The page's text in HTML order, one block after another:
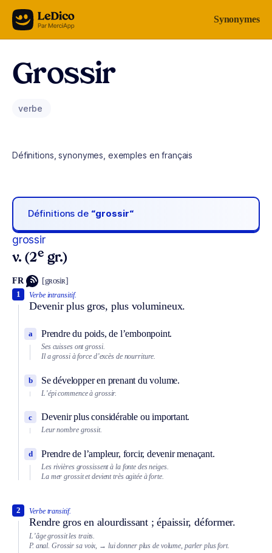
Aller au contenu Synonymes
Grossir
verbe
Définitions, synonymes, exemples en français
Définitions de “grossir“
grossir
v. (2e gr.)
FR [gʀosiʀ]
Verbe intransitif.
Devenir plus gros, plus volumineux.
1
Prendre du poids, de l’embonpoint.
a
Ses cuisses ont grossi.
Il a grossi à force d’excès de nourriture.
Se développer en prenant du volume.
b
L’épi commence à grossir.
Devenir plus considérable ou important.
c
Leur nombre grossit.
Prendre de l’ampleur, forcir, devenir menaçant.
d
Les rivières grossissent à la fonte des neiges.
La mer grossit et devient très agitée à forte.
Verbe transitif.
Rendre gros en alourdissant ; épaissir, déformer.
2
L’âge grossit les traits.
P. anal. Grossir sa voix, → lui donner plus de volume, parler plus fort.